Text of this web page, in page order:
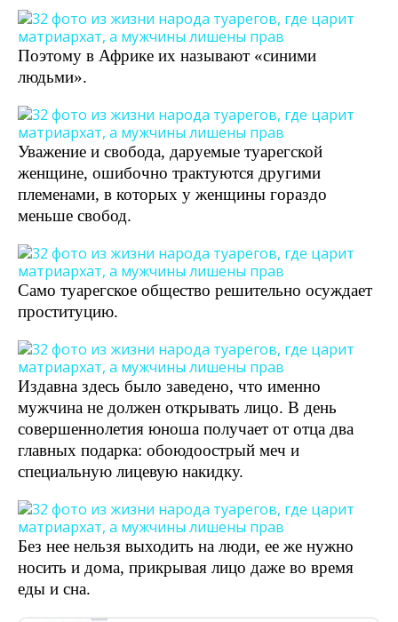
Поэтому в Африке их называют «синими
людьми».
Уважение и свобода, даруемые туарегской
женщине, ошибочно трактуются другими
племенами, в которых у женщины гораздо
меньше свобод.
Само туарегское общество решительно осуждает
проституцию.
Издавна здесь было заведено, что именно
мужчина не должен открывать лицо. В день
совершеннолетия юноша получает от отца два
главных подарка: обоюдоострый меч и
специальную лицевую накидку.
Без нее нельзя выходить на люди, ее же нужно
носить и дома, прикрывая лицо даже во время
еды и сна.